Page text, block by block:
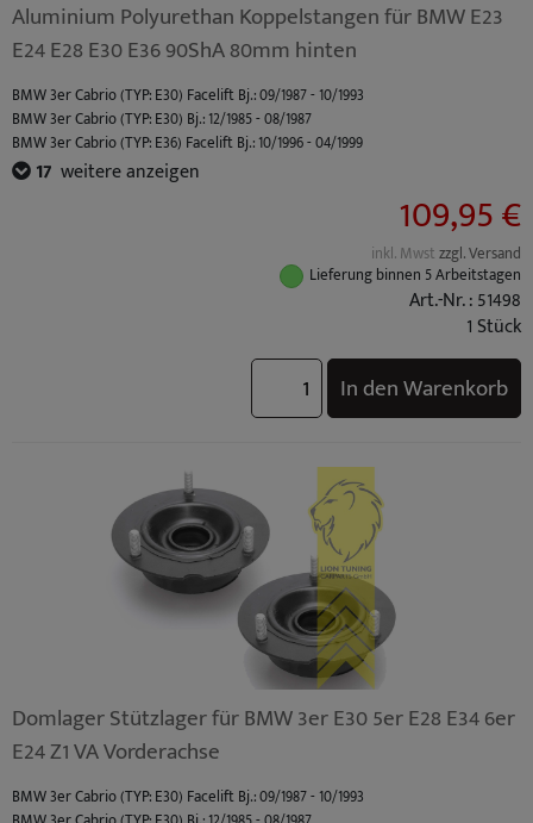
Aluminium Polyurethan Koppelstangen für BMW E23
E24 E28 E30 E36 90ShA 80mm hinten
BMW 3er Cabrio (TYP: E30) Facelift Bj.: 09/1987 - 10/1993
BMW 3er Cabrio (TYP: E30) Bj.: 12/1985 - 08/1987
BMW 3er Cabrio (TYP: E36) Facelift Bj.: 10/1996 - 04/1999
BMW 3er Cabrio (TYP: E36) Bj.: 03/1993 - 09/1996
BMW 3er Coupe (TYP: E36) Bj.: 03/1992 - 09/1996
BMW 3er Limousine (TYP: E30) Facelift Bj.: 09/1987 - 01/1992
BMW 3er Limousine (TYP: E36) Bj.: 09/1990 - 09/1996
BMW 3er Touring (TYP: E30) Bj.: 07/1987 - 06/1994
BMW M3 (TYP: M3 (E36) Coupe / Cabrio S50B30) Standard Bj.: 10/1992 - 10/1995
BMW M3 (TYP: M3 (E36) Limo S50B30) Standard Bj.: 10/1992 - 10/1995
BMW M3 (TYP: M3 (E36) Coupe / Cabrio S50B32) Facelift Bj.: 10/1995 - 04/1999
BMW M3 (TYP: M3 (E36) Limo S50B32) Facelift Bj.: 10/1995 - 04/1999
17 weitere anzeigen
109,95 €
inkl. Mwstzzgl. Versand
Lieferung binnen 5 Arbeitstagen
Art.-Nr. : 51498
1 Stück
In den Warenkorb
Domlager Stützlager für BMW 3er E30 5er E28 E34 6er
E24 Z1 VA Vorderachse
BMW 3er Cabrio (TYP: E30) Facelift Bj.: 09/1987 - 10/1993